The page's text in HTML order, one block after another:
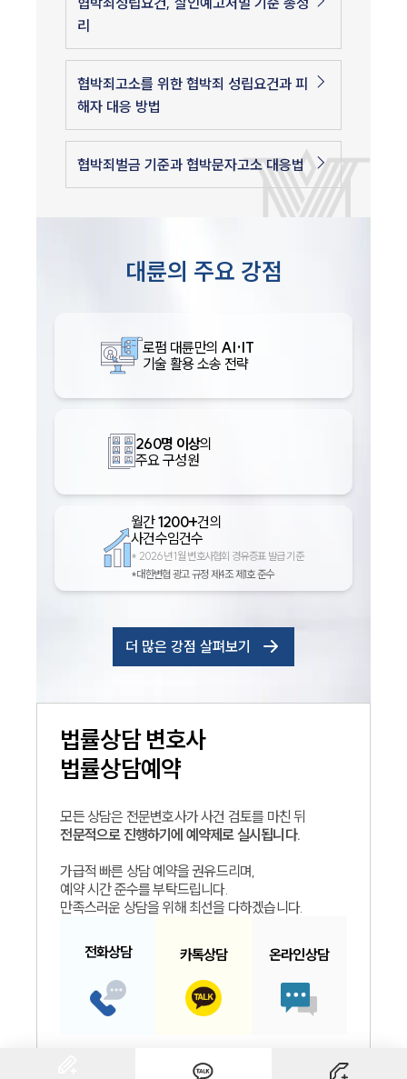
만화로 보는 사례
리
협박죄고소를 위한 협박죄 성립요건과 피
해자 대응 방법
협박죄벌금 기준과 협박문자고소 대응법
대륜의 주요 강점
로펌 대륜만의 AI·IT
기술 활용 소송 전략
260명 이상의
주요 구성원
월간1200+건의
사건수임건수
* 2026년 1월 변호사협회 경유증표 발급 기준
*대한변협 광고 규정 제4조 제1호 준수
더 많은 강점 살펴보기
법률상담변호사
법률상담예약
모든 상담은 전문변호사가 사건 검토를 마친 뒤
전문적으로 진행하기에 예약제로 실시됩니다.
가급적 빠른 상담 예약을 권유드리며,
예약 시간 준수를 부탁드립니다.
만족스러운 상담을 위해 최선을 다하겠습니다.
전화상담 카톡상담 온라인상담